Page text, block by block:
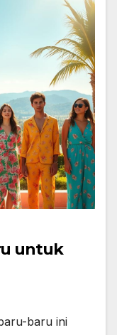
untuk
baru ini